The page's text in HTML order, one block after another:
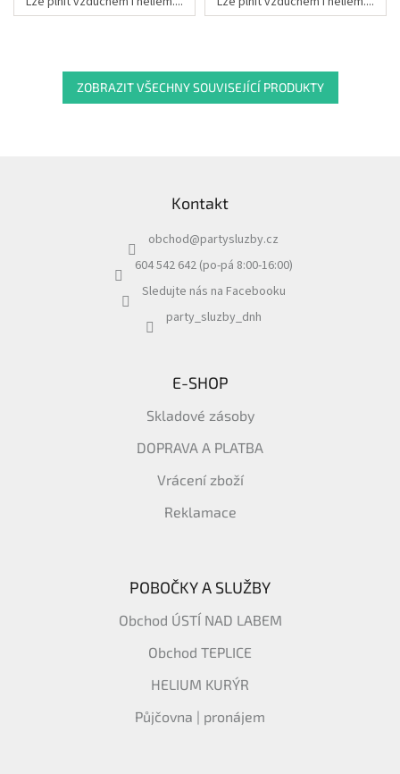
ZOBRAZIT VŠECHNY SOUVISEJÍCÍ PRODUKTY
Kontakt
obchod@partysluzby.cz
604 542 642 (po-pá 8:00-16:00)
Sledujte nás na Facebooku
party_sluzby_dnh
E-SHOP
Skladové zásoby
DOPRAVA A PLATBA
Vrácení zboží
Reklamace
POBOČKY A SLUŽBY
Obchod ÚSTÍ NAD LABEM
Obchod TEPLICE
HELIUM KURÝR
Půjčovna | pronájem